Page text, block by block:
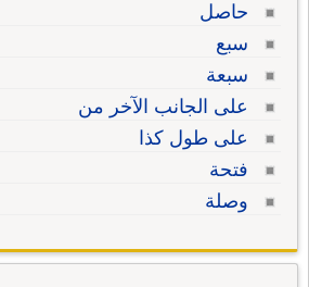
حاصل
سبع
سبعة
على الجانب الآخر من
على طول كذا
فتحة
وصلة